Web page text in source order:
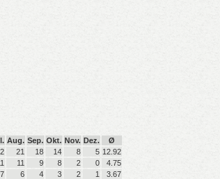
Aug. Sep. Okt. Nov. Dez.
Ø
21 18 14 8 5 12.92
11 9 8 2 0
4.75
7 6 4 3 2 1 3.67